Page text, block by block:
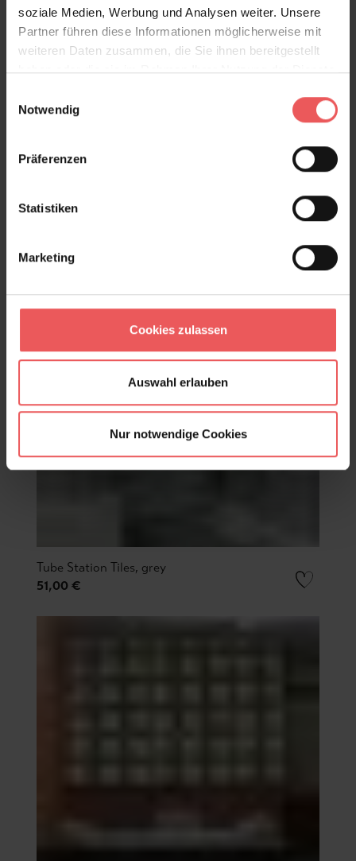
soziale Medien, Werbung und Analysen weiter. Unsere
Partner führen diese Informationen möglicherweise mit
weiteren Daten zusammen, die Sie ihnen bereitgestellt
haben oder die sie im Rahmen Ihrer Nutzung der Dienste
Notwendig
Präferenzen
Statistiken
Marketing
Cookies zulassen
Auswahl erlauben
Nur notwendige Cookies
Hong Kong Wall Tiles, pink
Tube Station Tiles, grey
51,00 €